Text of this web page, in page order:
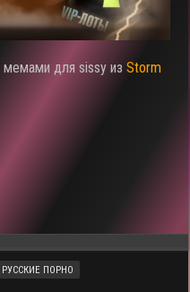
мемами для sissy изStorm
РУССКИЕ ПОРНО